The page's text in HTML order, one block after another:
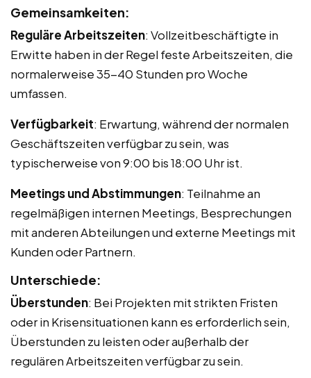
Gemeinsamkeiten:
Reguläre Arbeitszeiten: Vollzeitbeschäftigte in
Erwitte haben in der Regel feste Arbeitszeiten, die
normalerweise 35-40 Stunden pro Woche
umfassen.
Verfügbarkeit: Erwartung, während der normalen
Geschäftszeiten verfügbar zu sein, was
typischerweise von 9:00 bis 18:00 Uhr ist.
Meetings und Abstimmungen: Teilnahme an
regelmäßigen internen Meetings, Besprechungen
mit anderen Abteilungen und externe Meetings mit
Kunden oder Partnern.
Unterschiede:
Überstunden: Bei Projekten mit strikten Fristen
oder in Krisensituationen kann es erforderlich sein,
Überstunden zu leisten oder außerhalb der
regulären Arbeitszeiten verfügbar zu sein.